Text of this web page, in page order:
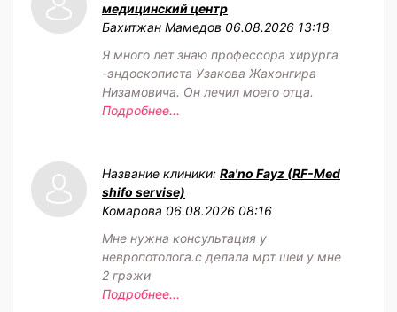
медицинский центр
Бахитжан Мамедов 06.08.2026 13:18
Я много лет знаю профессора хирурга
-эндоскописта Узакова Жахонгира
Низамовича. Он лечил моего отца.
Подробнее...
Название клиники: Ra'no Fayz (RF-Med
shifo servise)
Комарова 06.08.2026 08:16
Мне нужна консультация у
невропотолога.с делала мрт шеи у мне
2 грэжи
Подробнее...